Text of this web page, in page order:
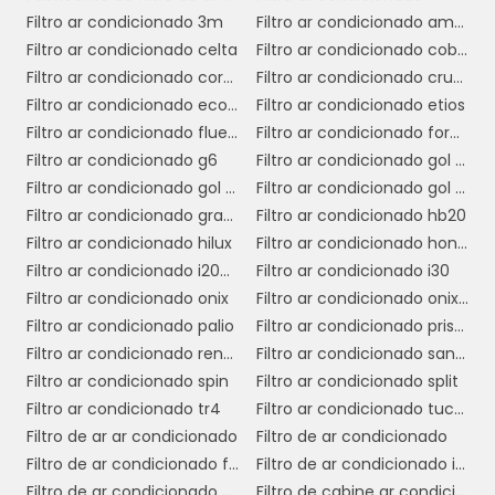
interior do veículo.
Por fim, é sempre uma boa ideia consultar um
profissional ou especialista em peças
automotivas. Eles podem oferecer
recomendações baseadas em suas
necessidades específicas e ajudar a escolher
o melhor filtro para o seu i30, garantindo
assim a eficiência do sistema de climatização
e a saúde dos ocupantes do veículo.
BENEFÍCIOS DE MANTER O
FILTRO DO AR
CONDICIONADO DO I30 EM
DIA
Manter o filtro do ar condicionado do i30 em
dia traz diversos benefícios que impactam
Filtro ar condicionado 3m
Filtro ar condicionado amarok
Filtro ar condicionado celta
Filtro ar condicionado cobalt
Filtro ar condicionado corolla
Filtro ar condicionado cruze
Filtro ar condicionado ecosport
Filtro ar condicionado etios
Filtro ar condicionado fluence
Filtro ar condicionado ford ka 2015
Filtro ar condicionado g6
Filtro ar condicionado gol g3
Filtro ar condicionado gol g4
Filtro ar condicionado gol g5
Filtro ar condicionado grand siena
Filtro ar condicionado hb20
Filtro ar condicionado hilux
Filtro ar condicionado honda fit
Filtro ar condicionado i200 triton
Filtro ar condicionado i30
Filtro ar condicionado onix
Filtro ar condicionado onix 2018
Filtro ar condicionado palio
Filtro ar condicionado prisma 2018
Filtro ar condicionado renegade
Filtro ar condicionado sandero
Filtro ar condicionado spin
Filtro ar condicionado split
Filtro ar condicionado tr4
Filtro ar condicionado tucson
Filtro de ar ar condicionado
Filtro de ar condicionado
Filtro de ar condicionado fan coil
Filtro de ar condicionado industrial